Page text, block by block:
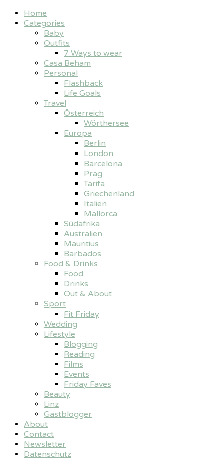
Home
Categories
Baby
Outfits
7 Ways to wear
Casa Beham
Personal
Flashback
Life Goals
Travel
Österreich
Wörthersee
Europa
Berlin
London
Barcelona
Prag
Tarifa
Griechenland
Italien
Mallorca
Südafrika
Australien
Mauritius
Barbados
Food & Drinks
Food
Drinks
Out & About
Sport
Fit Friday
Wedding
Lifestyle
Blogging
Reading
Films
Events
Friday Faves
Beauty
Linz
Gastblogger
About
Contact
Newsletter
Datenschutz